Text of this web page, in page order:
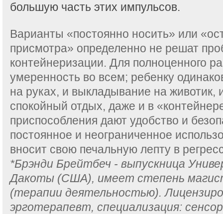
большую часть этих импульсов.
Варианты «постоянно носить» или
присмотра» определенно не решат
контейнеризации. Для полноценного
умеренность во всем; ребенку
на руках, и выкладывание на животик,
спокойный отдых, даже и в
приспособления дают удобство и
постоянное и неограниченное
вносит свою печальную лепту в
*Брэнди Брейтбеч - выпускница
Дакоты (США), имеет степень
(терапии деятельностью).
эрготерапевт, специализация: